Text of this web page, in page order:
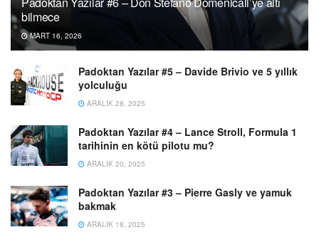
bilmece
MART 16, 2026
Padoktan Yazılar #5 – Davide Brivio ve 5 yıllık
yolculuğu
ARALIK 28, 2025
Padoktan Yazılar #4 – Lance Stroll, Formula 1
tarihinin en kötü pilotu mu?
ARALIK 20, 2025
Padoktan Yazılar #3 – Pierre Gasly ve yamuk
bakmak
ARALIK 18, 2025